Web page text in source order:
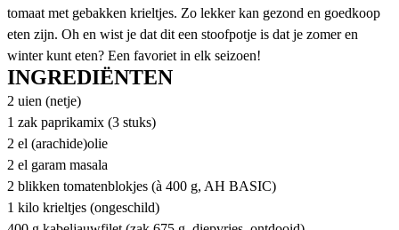
tomaat met gebakken krieltjes. Zo lekker kan gezond en goedkoop
eten zijn. Oh en wist je dat dit een stoofpotje is dat je zomer en
winter kunt eten? Een favoriet in elk seizoen!
INGREDIËNTEN
2 uien (netje)
1 zak paprikamix (3 stuks)
2 el (arachide)olie
2 el garam masala
2 blikken tomatenblokjes (à 400 g, AH BASIC)
1 kilo krieltjes (ongeschild)